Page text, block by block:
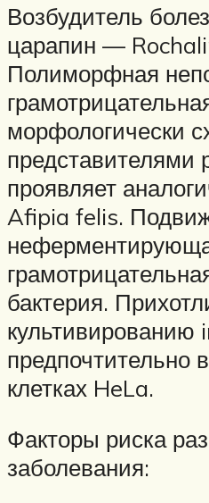
Возбудитель
царапин —
Полиморфная
морфологически
представителями
проявляет
Afipia felis.
бактерия.
культивированию
предпочтительно
клетках HeLa.
Факторы риска
заболевания: